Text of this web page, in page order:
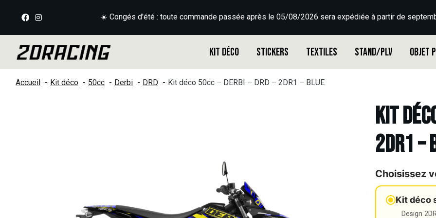
☀️ Congés d'été : toute commande passée après le 05/08/2026 sera expédiée à partir de
Kit déco Stickers Textiles Stand/PLV Objet
Accueil Kit déco 50cc Derbi DRD Kit déco 50cc – DERBI – DRD – 2DR1 – BLUE
Kit
2DR1 –
Choisissez
Kit déco
Design